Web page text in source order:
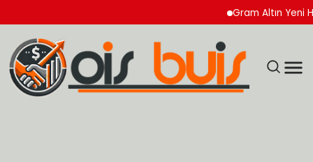
Gram Altın Yeni